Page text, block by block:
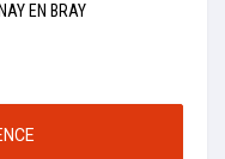
EN BRAY